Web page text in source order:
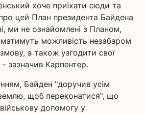
хоче приїхати сюди та
цей План президента Байдена
ми не ознайомлені з Планом,
можливість незабаром
а також узгодити свої
- зазначив Карпентер.
Байден "доручив усім
щоб переконатися", що
допомогу у